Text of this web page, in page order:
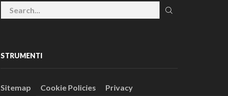
STRUMENTI
Sitemap Cookie Policies Privacy